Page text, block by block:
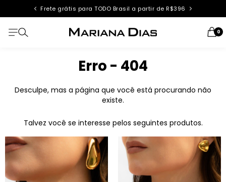
Frete grátis para TODO Brasil a partir de R$396
0
Erro - 404
Desculpe, mas a página que você está procurando não
existe.
Talvez você se interesse pelos seguintes produtos.